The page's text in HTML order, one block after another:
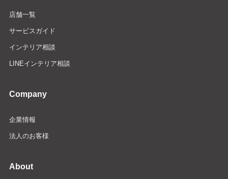
店舗一覧
サービスガイド
インテリア相談
LINEインテリア相談
Company
企業情報
法人のお客様
About